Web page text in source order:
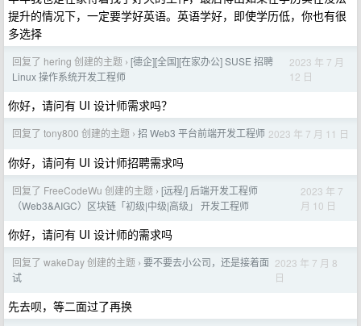
提升的情况下，一定要学好英语。英语学好，即使学历低，你也有很
多选择
回复了 hering 创建的主题 › [德企][全国][在家办公] SUSE 招聘
Linux 操作系统开发工程师
2023 年 7 月
12 日
你好，请问有 UI 设计师需求吗？
回复了 tony800 创建的主题 › 招 Web3 平台前端开发工程师 2023 年 7 月 11 日
你好，请问有 UI 设计师招聘需求吗
回复了 FreeCodeWu 创建的主题 › [远程/] 后端开发工程师
（Web3&AIGC）区块链「初级|中级|高级」 开发工程师
2023 年 7
月 10 日
你好，请问有 UI 设计师的需求吗
回复了 wakeDay 创建的主题 › 要不要去小公司，还是接着面
试
2023 年 7 月 8
日
先去呗，等二面过了再换